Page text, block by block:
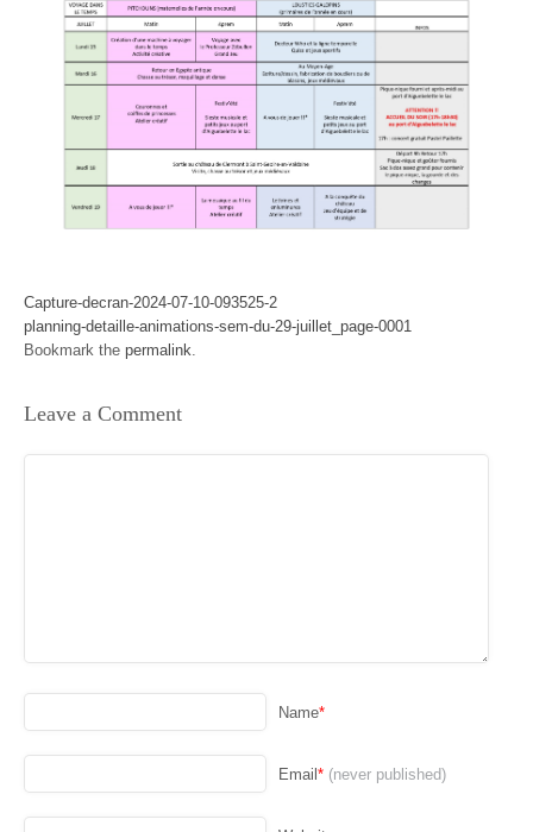
Capture-decran-2024-07-10-093525-2
planning-detaille-animations-sem-du-29-juillet_page-0001
Bookmark the permalink
Leave a Comment
Name*
Email* (never published)